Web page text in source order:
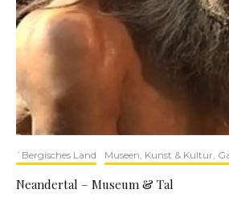
`Bergisches Land Museen, Kunst & Kultur,
Neandertal – Museum & Tal